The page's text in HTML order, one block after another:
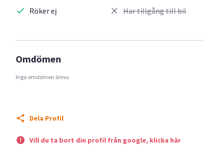
Röker ej Har tillgång till bil
Omdömen
Inga omdömen ännu
Dela Profil
Vill du ta bort din profil från google, klicka här